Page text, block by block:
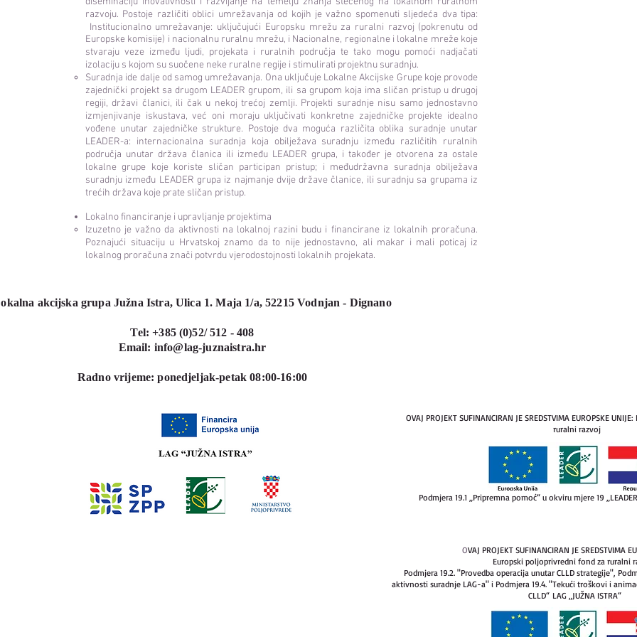
razvoju. Postoje različiti oblici umrežavanja od kojih je važno spomenuti sljedeća dva tipa:
Institucionalno umrežavanje: uključujući Europsku mrežu za ruralni razvoj (pokrenutu od
Europske komisije) i nacionalnu ruralnu mrežu, i Nacionalne, regionalne i lokalne mreže koje
stvaraju veze između ljudi, projekata i ruralnih područja te tako mogu pomoći nadjačati
izolaciju s kojom su suočene neke ruralne regije i stimulirati projektnu suradnju.
Suradnja ide dalje od samog umrežavanja. Ona uključuje Lokalne Akcijske Grupe koje provode
zajednički projekt sa drugom LEADER grupom, ili sa grupom koja ima sličan pristup u drugoj
regiji, državi članici, ili čak u nekoj trećoj zemlji. Projekti suradnje nisu samo jednostavno
izmjenjivanje iskustava, već oni moraju uključivati konkretne zajedničke projekte idealno
vođene unutar zajedničke strukture. Postoje dva moguća različita oblika suradnje unutar
LEADER-a: internacionalna suradnja koja obilježava suradnju između različitih ruralnih
područja unutar država članica ili između LEADER grupa, i također je otvorena za ostale
lokalne grupe koje koriste sličan participan pristup; i međudržavna suradnja obilježava
suradnju između LEADER grupa iz najmanje dvije države članice, ili suradnju sa grupama iz
trećih država koje prate sličan pristup.
Lokalno financiranje i upravljanje projektima
Izuzetno je važno da aktivnosti na lokalnoj razini budu i financirane iz lokalnih proračuna.
Poznajući situaciju u Hrvatskoj znamo da to nije jednostavno, ali makar i mali poticaj iz
lokalnog proračuna znači potvrdu vjerodostojnosti lokalnih projekata.
akcijska grupa Južna Istra,Ulica 1. Maja 1/a,52215 Vodnjan - Dignano
Tel: +385 (0)52/ 512 - 408
Email: info@lag-juznaistra.hr
Radno vrijeme:ponedjeljak-petak 08:00-16:00
OVAJ PROJEKT SUFINANCIRAN JE SREDSTVIMA EUROPSKE
ruralni razvoj
Podmjera 19.1 „Pripremna pomoć“ u okviru mjere 19
OVAJ PROJEKT SUFINANCIRAN JE SREDSTVIMA
Europski poljoprivredni fond za ruralni
Podmjera 19.2. "Provedba operacija unutar CLLD strategije",
aktivnosti suradnje LAG-a" i Podmjera 19.4. "Tekući troškovi i
CLLD“ LAG „JUŽNA ISTRA“